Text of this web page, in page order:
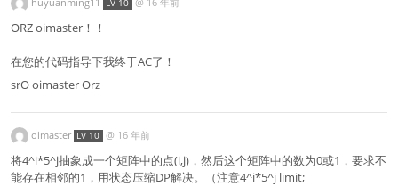
LV 10
ORZ oimaster！！
在您的代码指导下我终于AC了！
srO oimaster Orz
oimaster LV 10 @ 16 年前
将4^i*5^j抽象成一个矩阵中的点(i,j)，然后这个矩阵中的数为0或1，要求不
能存在相邻的1，用状态压缩DP解决。（注意4^i*5^j limit;